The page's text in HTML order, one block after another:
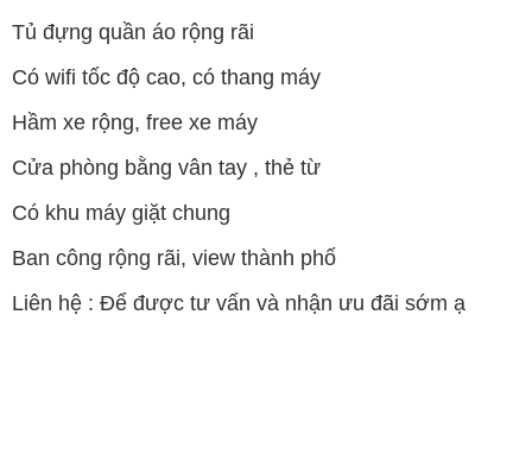
Tủ đựng quần áo rộng rãi
Có wifi tốc độ cao, có thang máy
Hầm xe rộng, free xe máy
Cửa phòng bằng vân tay , thẻ từ
Có khu máy giặt chung
Ban công rộng rãi, view thành phố
Liên hệ : Để được tư vấn và nhận ưu đãi sớm ạ